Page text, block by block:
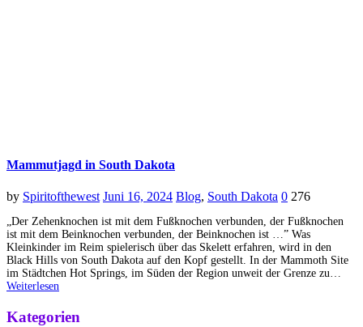
Mammutjagd in South Dakota
by Spiritofthewest Juni 16, 2024 Blog, South Dakota 0 276
„Der Zehenknochen ist mit dem Fußknochen verbunden, der Fußknochen
ist mit dem Beinknochen verbunden, der Beinknochen ist …” Was
Kleinkinder im Reim spielerisch über das Skelett erfahren, wird in den
Black Hills von South Dakota auf den Kopf gestellt. In der Mammoth Site
im Städtchen Hot Springs, im Süden der Region unweit der Grenze zu…
Weiterlesen
Kategorien